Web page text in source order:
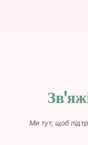
Ми тут, щоб